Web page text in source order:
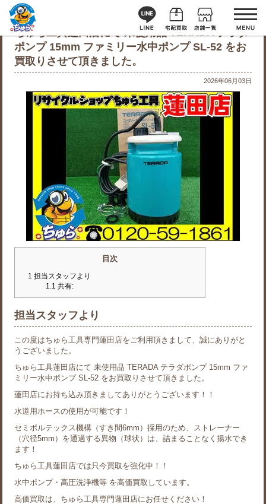
ちゅら工具蓮田店にて 未使用品 TERADA テラダ
ポンプ 15mm ファミリー水中ポンプ SL-52 をお
買取りさせて頂きました。
2026年06月03日
目次
1 担当スタッフより
1.1 共有:
担当スタッフより
この度はちゅら工具専門蓮田店をご利用頂きまして、誠にありがと
うございました。
ちゅら工具蓮田店にて 未使用品 TERADA テラダポンプ 15mm ファ
ミリー水中ポンプ SL-52 をお買取りさせて頂きました。
蓮田店にお持ち込み頂きましてありがとうございます！！
水道用ホースの使用が可能です！
セミボルテックス機構（すき間6mm）採用のため、ストレーナー
（穴径5mm）を通過する異物（球状）は、詰まることなく揚水でき
ます！
ちゅら工具蓮田店では只今買取を強化中！！
水中ポンプ・高圧洗浄機等 を高価買取しています。
高価買取は、ちゅら工具専門蓮田店にお任せください！